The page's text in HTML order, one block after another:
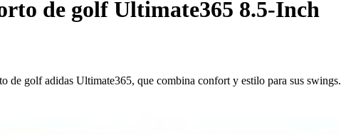
de golf Ultimate365 8.5-Inch
de golf adidas Ultimate365, que combina confort y estilo para sus swings.